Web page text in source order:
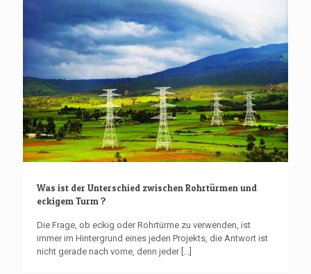
Was ist der Unterschied zwischen Rohrtürmen und
eckigem Turm ?
Die Frage, ob eckig oder Rohrtürme zu verwenden, ist
immer im Hintergrund eines jeden Projekts, die Antwort ist
nicht gerade nach vorne, denn jeder[...]